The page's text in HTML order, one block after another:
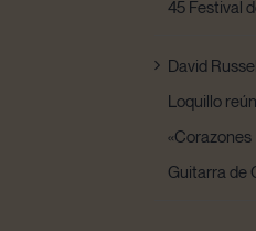
45 Festival
David
Loquillo
«Corazones
Guitarra de